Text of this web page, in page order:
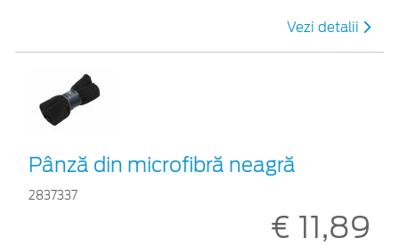
Vezi detalii
Pânză din microfibră neagră
2837337
€ 11,89